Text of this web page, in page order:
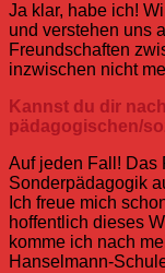
Ja klar, habe ich!
und verstehen uns
Freundschaften
inzwischen nicht
Kannst du dir
pädagogischen/
Auf jeden Fall! Das
Sonderpädagogik
Ich freue mich
hoffentlich dieses
komme ich nach
Hanselmann-